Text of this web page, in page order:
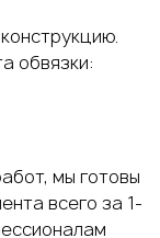
обвязки:
мы готовы
всего за 1-